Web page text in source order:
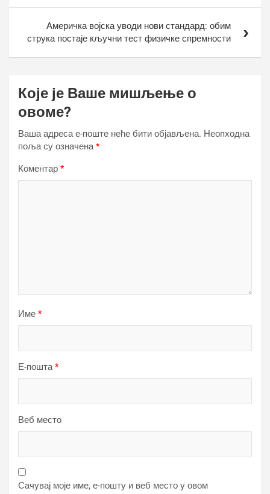
Америчка војска уводи нови стандард: обим
струка постаје кључни тест физичке спремности
Које је Ваше мишљење о
овоме?
Ваша адреса е-поште неће бити објављена. Неопходна
поља су означена*
Коментар *
Име *
Е-пошта*
Веб место
Сачувај моје име, е-пошту и веб место у овом